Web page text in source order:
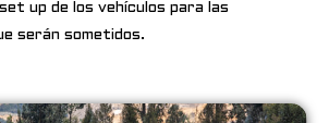
up de los vehículos para las
serán sometidos.